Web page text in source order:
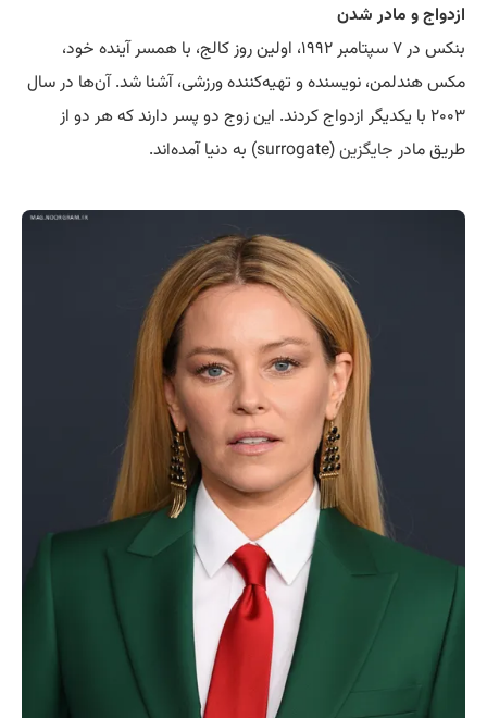
ازدواج و مادر شدن
بنکس در ۷ سپتامبر ۱۹۹۲، اولین روز کالج، با همسر آینده خود،
مکس هندلمن، نویسنده و تهیه‌کننده ورزشی، آشنا شد. آن‌ها در سال
۲۰۰۳ با یکدیگر ازدواج کردند. این زوج دو پسر دارند که هر دو از
طریق مادر جایگزین(surrogate) به دنیا آمده‌اند.